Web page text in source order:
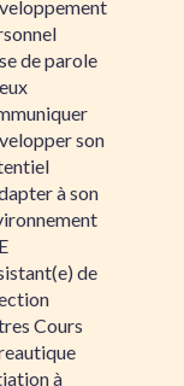
de parole
son
à son
de
Cours
à